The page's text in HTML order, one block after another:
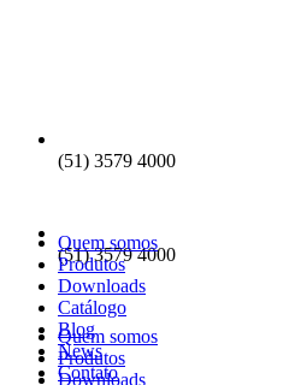
(51) 3579 4000
Quem somos
Produtos
Downloads
(51) 3579 4000
Quem somos
Produtos
Downloads
Catálogo
Blog
News
Contato